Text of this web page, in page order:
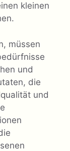
kleinen
müssen
und
die
und